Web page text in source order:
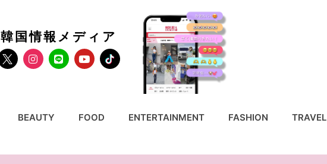
韓国情報メディア
BEAUTY FOOD ENTERTAINMENT FASHION TRAVEL